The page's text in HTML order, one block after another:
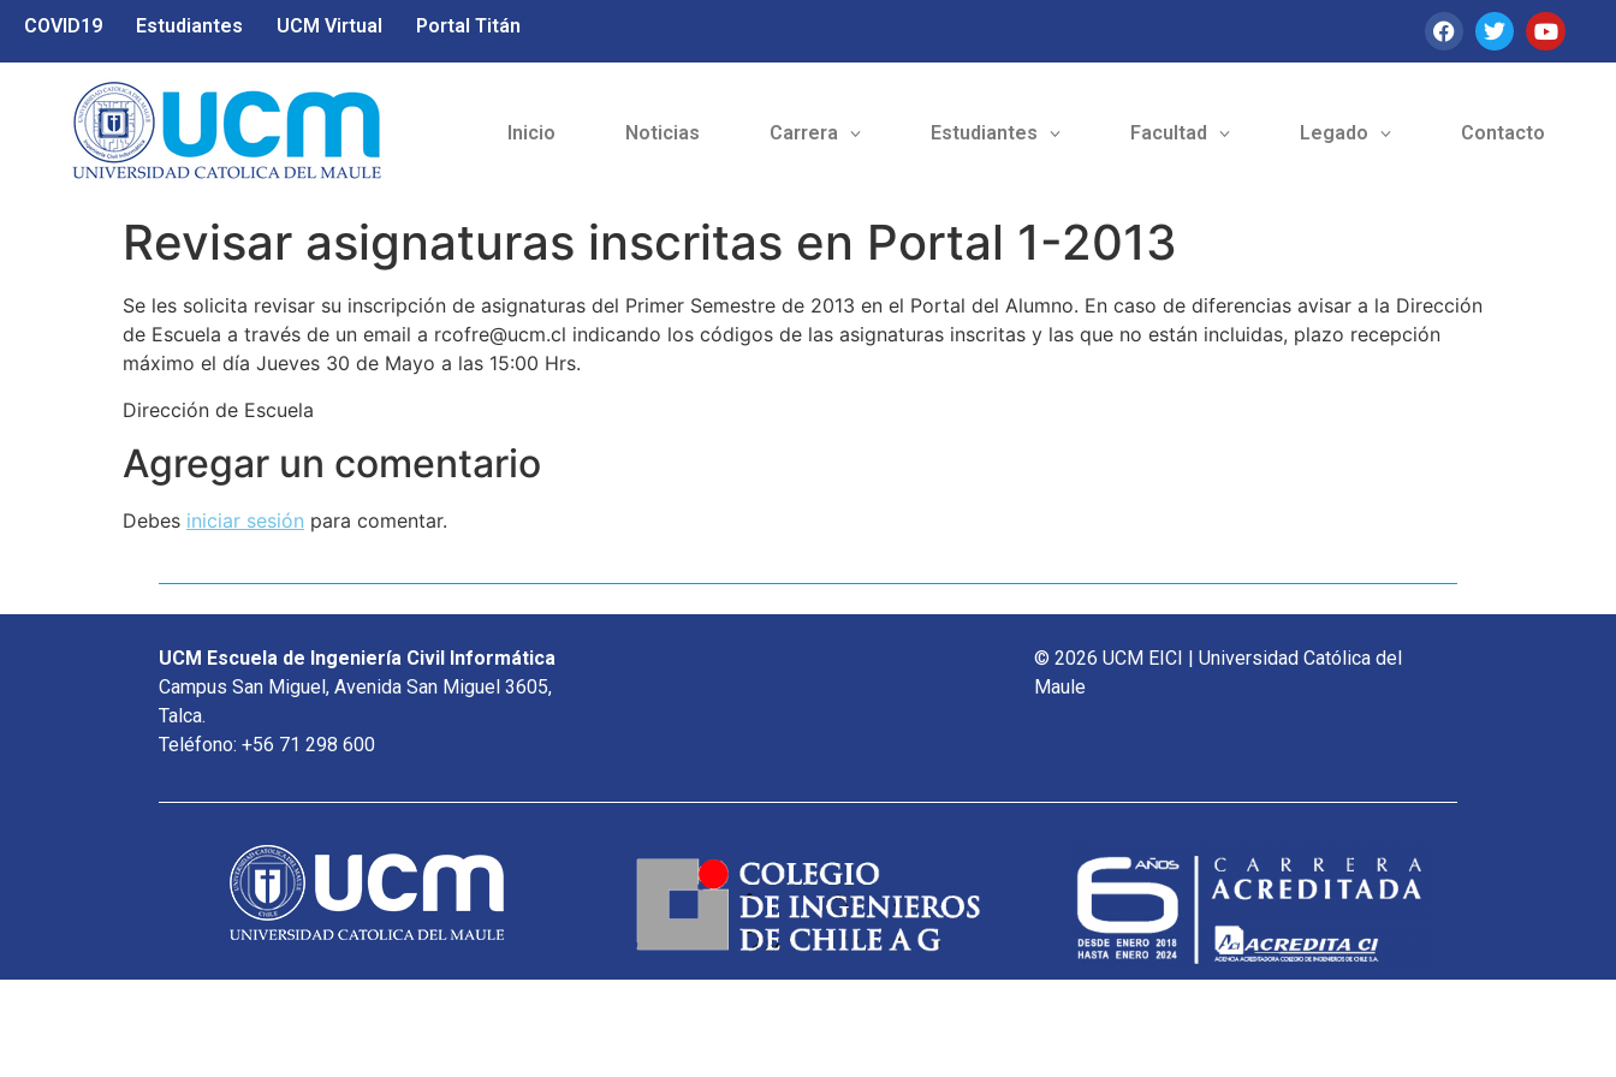
COVID19 Estudiantes UCM Virtual Portal Titán
Inicio Noticias Carrera Estudiantes Facultad Legado Contacto
Revisar asignaturas inscritas en Portal 1-2013
Se les solicita revisar su inscripción de asignaturas del Primer Semestre de 2013 en el Portal del Alumno. En caso de diferencias avisar a la Dirección
de Escuela a través de un email a rcofre@ucm.cl indicando los códigos de las asignaturas inscritas y las que no están incluidas, plazo recepción
máximo el día Jueves 30 de Mayo a las 15:00 Hrs.
Dirección de Escuela
Agregar un comentario
Debes iniciar sesión para comentar.
UCM Escuela de Ingeniería Civil Informática
Campus San Miguel, Avenida San Miguel 3605,
Talca.
Teléfono: +56 71 298 600
© 2026 UCM EICI | Universidad Católica del
Maule